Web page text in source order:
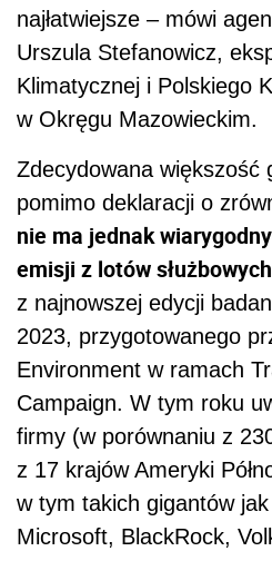
najłatwiejsze – mówi
Urszula Stefanowicz,
Klimatycznej i Polskiego
w Okręgu Mazowieckim.
Zdecydowana większość
pomimo deklaracji o
nie ma jednak
emisji z lotów służbowych
z najnowszej edycji
2023, przygotowanego
Environment w ramach
Campaign. W tym roku
firmy (w porównaniu z
z 17 krajów Ameryki
w tym takich gigantów
Microsoft, BlackRock,